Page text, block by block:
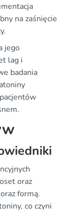
na zaśnięcie
jego
lag i
badania
oraz
formą.
co czyni